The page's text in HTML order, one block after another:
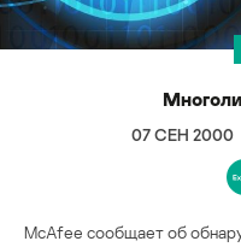
07 СЕН 2000
McAfee сообщает об